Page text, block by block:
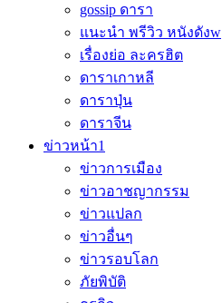
gossip ดารา
แนะนำ พรีวิว หนังดังw
เรื่องย่อ ละครฮิต
ดาราเกาหลี
ดาราปุ่น
ดาราจีน
ข่าวหน้า1
ข่าวการเมือง
ข่าวอาชญากรรม
ข่าวแปลก
ข่าวอื่นๆ
ข่าวรอบโลก
ภัยพิบัติ